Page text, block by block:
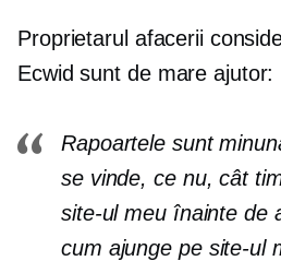
Proprietarul afacerii
Ecwid sunt de mare ajutor:
Rapoartele sunt
se vinde, ce nu, cât
site-ul meu înainte de
cum ajunge pe site-ul